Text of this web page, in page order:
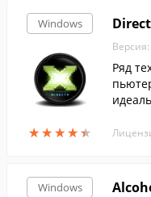
Windows
★★★★★
★★★★★
Ряд
и
Windows